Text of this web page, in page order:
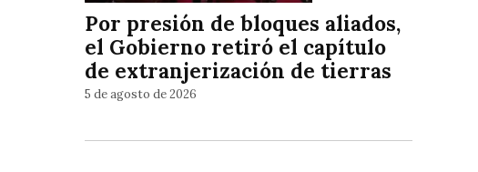
Por presión de bloques aliados,
el Gobierno retiró el capítulo
de extranjerización de tierras
5 de agosto de 2026